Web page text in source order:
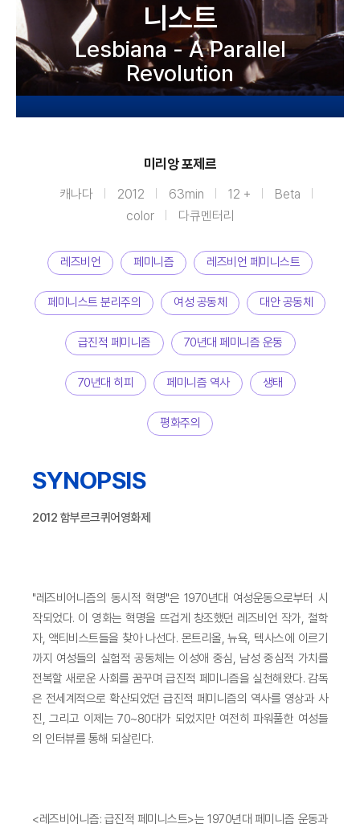
니스트
Lesbiana - A Parallel
Revolution
미리앙 포제르
캐나다 2012 63min 12 +
Beta
color
다큐멘터리
레즈비언 페미니즘 레즈비언 페미니스트
페미니스트 분리주의 여성 공동체 대안 공동체
급진적 페미니즘 70년대 페미니즘 운동
70년대 히피 페미니즘 역사 생태
평화주의
SYNOPSIS
2012 함부르크퀴어영화제
"레즈비어니즘의 동시적 혁명"은 1970년대 여성운동으로부터 시
작되었다. 이 영화는 혁명을 뜨겁게 창조했던 레즈비언 작가, 철학
자, 액티비스트들을 찾아 나선다. 몬트리올, 뉴욕, 텍사스에 이르기
까지 여성들의 실험적 공동체는 이성애 중심, 남성 중심적 가치를
전복할 새로운 사회를 꿈꾸며 급진적 페미니즘을 실천해왔다. 감독
은 전세계적으로 확산되었던 급진적 페미니즘의 역사를 영상과 사
진, 그리고 이제는 70~80대가 되었지만 여전히 파워풀한 여성들
의 인터뷰를 통해 되살린다.
<레즈비어니즘: 급진적 페미니스트>는 1970년대 페미니즘 운동과